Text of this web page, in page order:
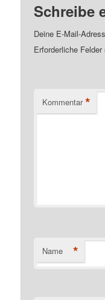
Schreibe
Deine E-Mail-
Erforderliche
Kommentar *
Name *